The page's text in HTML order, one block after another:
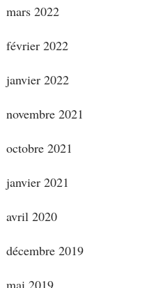
mars 2022
février 2022
janvier 2022
novembre 2021
octobre 2021
janvier 2021
avril 2020
décembre 2019
mai 2019